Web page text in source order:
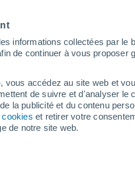
informations collectées par le
de continuer à vous proposer
vous accédez au site web et
de suivre et d'analyser le
la publicité et du contenu
cookies et retirer votre
de notre site web.
de
Symbole